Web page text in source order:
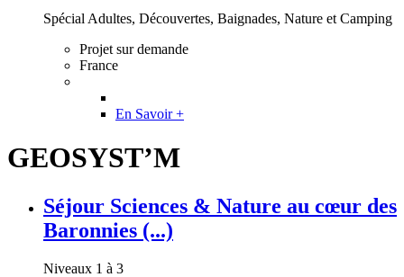
Spécial Adultes, Découvertes, Baignades, Nature et Camping
Projet sur demande
France
En Savoir +
GEOSYST’M
Séjour Sciences & Nature au cœur des
Baronnies (...)
Niveaux 1 à 3